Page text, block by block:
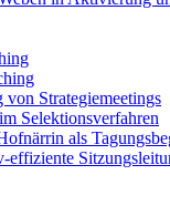
von Strategiemeetings
Selektionsverfahren
als
effiziente